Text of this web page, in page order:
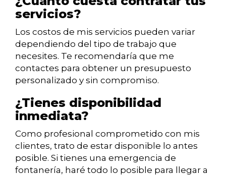
servicios?
Los costos de mis servicios pueden variar
dependiendo del tipo de trabajo que
necesites. Te recomendaría que me
contactes para obtener un presupuesto
personalizado y sin compromiso.
¿Tienes disponibilidad
inmediata?
Como profesional comprometido con mis
clientes, trato de estar disponible lo antes
posible. Si tienes una emergencia de
fontanería, haré todo lo posible para llegar a